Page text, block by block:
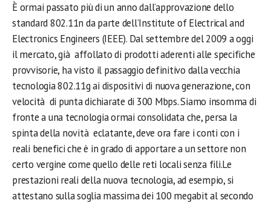
È ormai passato più di un anno dall’approvazione dello
standard 802.11n da parte dell’Institute of Electrical and
Electronics Engineers (IEEE). Dal settembre del 2009 a oggi
il mercato, già affollato di prodotti aderenti alle specifiche
provvisorie, ha visto il passaggio definitivo dalla vecchia
tecnologia 802.11g ai dispositivi di nuova generazione, con
velocità di punta dichiarate di 300 Mbps. Siamo insomma di
fronte a una tecnologia ormai consolidata che, persa la
spinta della novità eclatante, deve ora fare i conti con i
reali benefici che è in grado di apportare a un settore non
certo vergine come quello delle reti locali senza fili.Le
prestazioni reali della nuova tecnologia, ad esempio, si
attestano sulla soglia massima dei 100 megabit al secondo